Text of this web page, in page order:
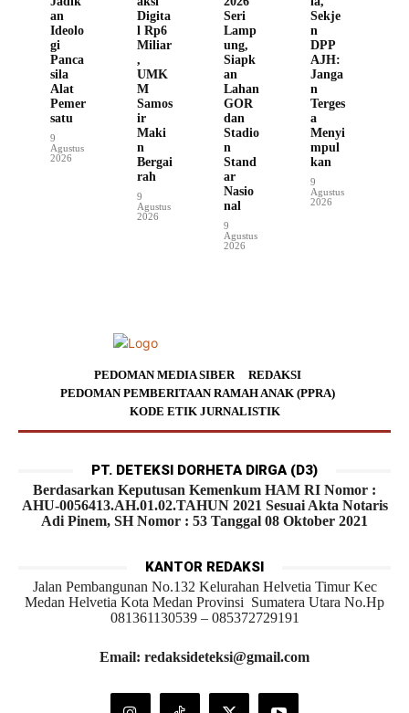
an
Ideolo
gi
Panca
sila
Alat
Pemer
satu
9
Agustus
2026
Digita
l Rp6
Miliar
,
UMK
M
Samos
ir
Maki
n
Bergai
rah
9
Agustus
2026
Seri
Lamp
ung,
Siapk
an
Lahan
GOR
dan
Stadio
n
Stand
ar
Nasio
nal
9
Agustus
2026
Sekje
n
DPP
AJH:
Janga
n
Terges
a
Menyi
mpul
kan
9
Agustus
2026
PEDOMAN MEDIA SIBER
REDAKSI
PEDOMAN PEMBERITAAN RAMAH ANAK (PPRA)
KODE ETIK JURNALISTIK
PT. DETEKSI DORHETA DIRGA (D3)
Berdasarkan Keputusan Kemenkum HAM RI Nomor :
AHU-0056413.AH.01.02.TAHUN 2021 Sesuai Akta Notaris
Adi Pinem, SH Nomor : 53 Tanggal 08 Oktober 2021
KANTOR REDAKSI
Jalan Pembangunan No.132 Kelurahan Helvetia Timur Kec
Medan Helvetia Kota Medan Provinsi Sumatera Utara No.Hp
081361130539 – 085372729191
Email: redaksideteksi@gmail.com